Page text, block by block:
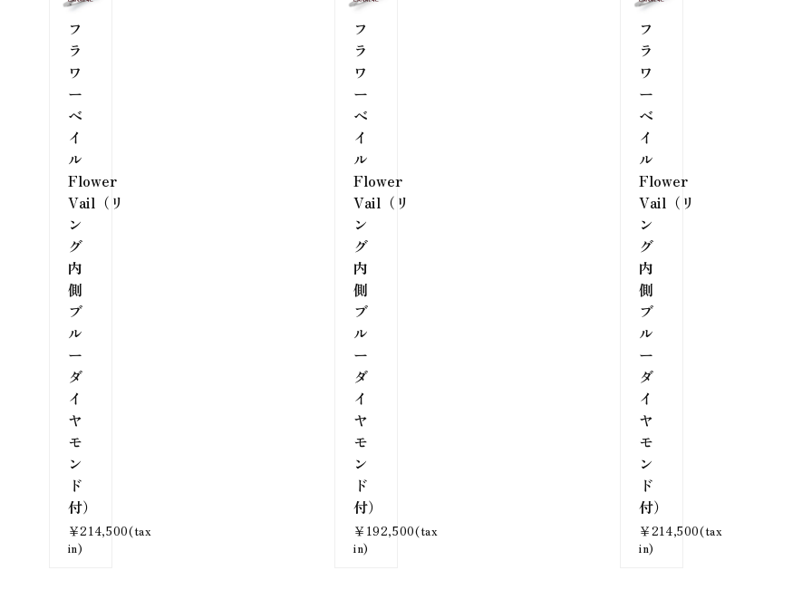
フ
ラ
ワ
ー
ベ
イ
ル
Flower
Vail（リ
ン
グ
内
側
ブ
ル
ー
ダ
イ
ヤ
モ
ン
ド
付）
￥214,500(tax
in)
フ
ラ
ワ
ー
ベ
イ
ル
Flower
Vail（リ
ン
グ
内
側
ブ
ル
ー
ダ
イ
ヤ
モ
ン
ド
付）
￥192,500(tax
in)
フ
ラ
ワ
ー
ベ
イ
ル
Flower
Vail（リ
ン
グ
内
側
ブ
ル
ー
ダ
イ
ヤ
モ
ン
ド
付）
￥214,500(tax
in)